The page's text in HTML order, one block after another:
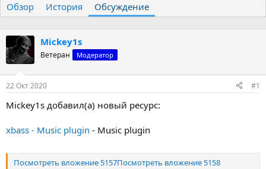
т
о
т
е
м
ы
т
а
а
ч
а
Обзор История Обсуждение
Mickey1s
Ветеран Модератор
22 Окт 2020 #1
Mickey1s добавил(а) новый ресурс:
xbass - Music plugin - Music plugin
Посмотреть вложение 5157Посмотреть вложение 5158